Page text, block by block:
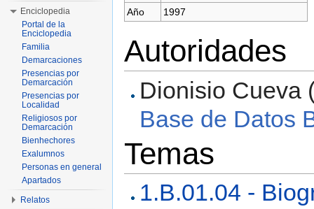
Año
1997
Autoridades
Dionisio Cueva
Base de Datos
Temas
1.B.01.04 -
Enciclopedia
Portal de la
Enciclopedia
Familia
Demarcaciones
Presencias por
Demarcación
Presencias por
Localidad
Religiosos por
Demarcación
Bienhechores
Exalumnos
Personas en general
Apartados
Relatos